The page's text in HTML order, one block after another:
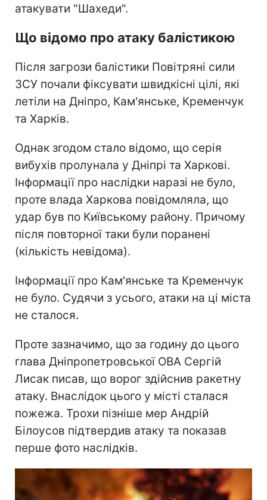
атакувати "Шахеди".
Що відомо про атаку балістикою
Після загрози балістики Повітряні сили
ЗСУ почали фіксувати швидкісні цілі, які
летіли на Дніпро, Кам'янське, Кременчук
та Харків.
Однак згодом стало відомо, що серія
вибухів пролунала у Дніпрі та Харкові.
Інформації про наслідки наразі не було,
проте влада Харкова повідомляла, що
удар був по Київському району. Причому
після повторної таки були поранені
(кількість невідома).
Інформації про Кам'янське та Кременчук
не було. Судячи з усього, атаки на ці міста
не сталося.
Проте зазначимо, що за годину до цього
глава Дніпропетровської ОВА Сергій
Лисак писав, що ворог здійснив ракетну
атаку. Внаслідок цього у місті сталася
пожежа. Трохи пізніше мер Андрій
Білоусов підтвердив атаку та показав
перше фото наслідків.